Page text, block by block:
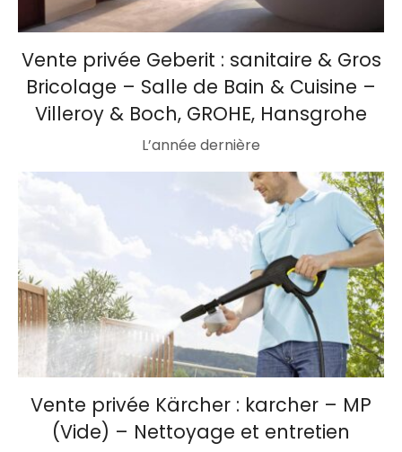
Vente privée Geberit : sanitaire & Gros
Bricolage – Salle de Bain & Cuisine –
Villeroy & Boch, GROHE, Hansgrohe
L’année dernière
Vente privée Kärcher : karcher – MP
(Vide) – Nettoyage et entretien